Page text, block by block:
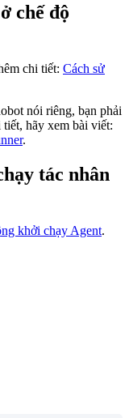
chế độ
chi tiết: Cách sử
nói riêng, bạn phải
hãy xem bài viết:
.
tác nhân
khởi chạy Agent.